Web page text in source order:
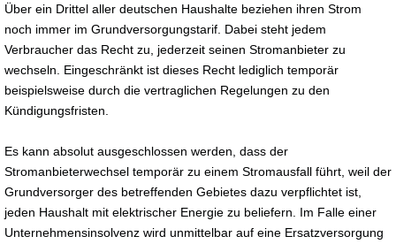
Über ein Drittel aller deutschen Haushalte beziehen ihren Strom
noch immer im Grundversorgungstarif. Dabei steht jedem
Verbraucher das Recht zu, jederzeit seinen Stromanbieter zu
wechseln. Eingeschränkt ist dieses Recht lediglich temporär
beispielsweise durch die vertraglichen Regelungen zu den
Kündigungsfristen.
Es kann absolut ausgeschlossen werden, dass der
Stromanbieterwechsel temporär zu einem Stromausfall führt, weil der
Grundversorger des betreffenden Gebietes dazu verpflichtet ist,
jeden Haushalt mit elektrischer Energie zu beliefern. Im Falle einer
Unternehmensinsolvenz wird unmittelbar auf eine Ersatzversorgung